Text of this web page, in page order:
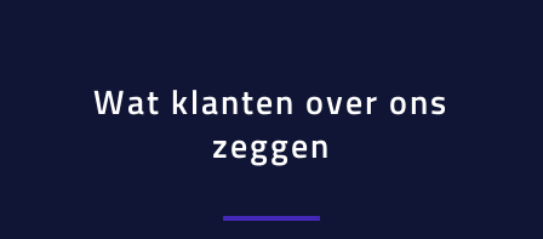
Wat klanten over ons
zeggen